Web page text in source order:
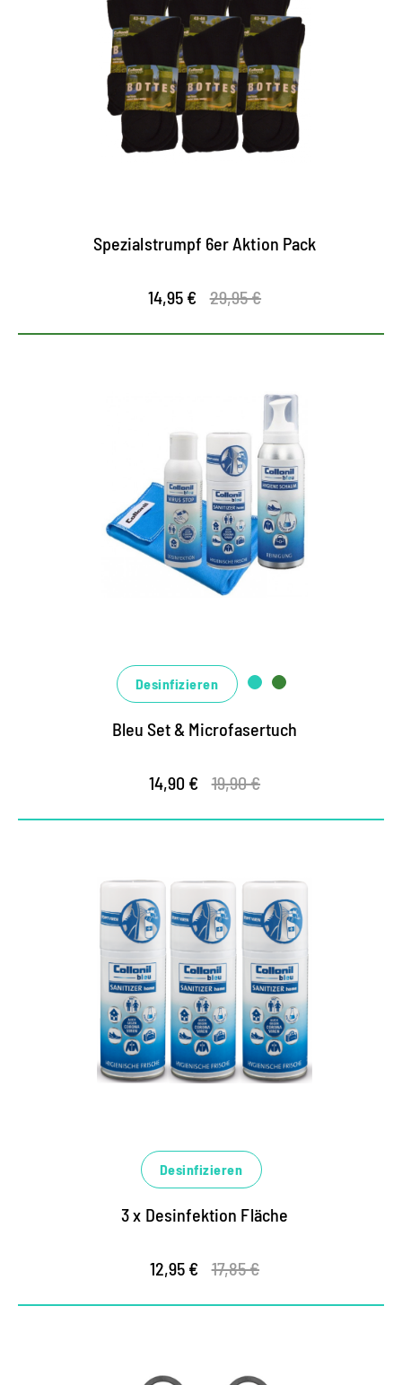
Spezialstrumpf 6er Aktion Pack
14,95 € 29,95 €
360 Grad-Konzept für Hygiene
und Sauberkeit
Universalset für Schutz und Hygiene
hochwirksame Desinfektion und Reinigung
allein wirksam, effektiv ineinander greifend
Desinfizieren
Bleu Set & Microfasertuch
14,90 € 19,90 €
Desinfizieren
3 x Desinfektion Fläche
12,95 € 17,85 €